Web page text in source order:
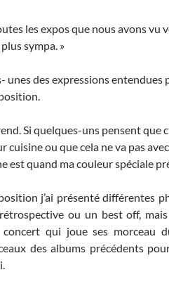
les expos que nous avons vu
sympa. »
unes des expressions entendues
Si quelques-uns pensent que
cuisine ou que cela ne va pas
est quand ma couleur spéciale
j’ai présenté différentes
ou un best off,
qui joue ses morceau
des albums précédents